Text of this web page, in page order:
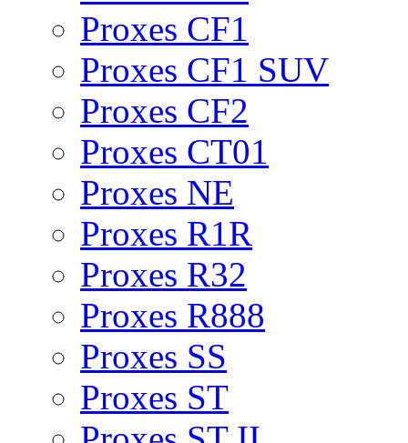
Proxes CF1
Proxes CF1 SUV
Proxes CF2
Proxes CT01
Proxes NE
Proxes R1R
Proxes R32
Proxes R888
Proxes SS
Proxes ST